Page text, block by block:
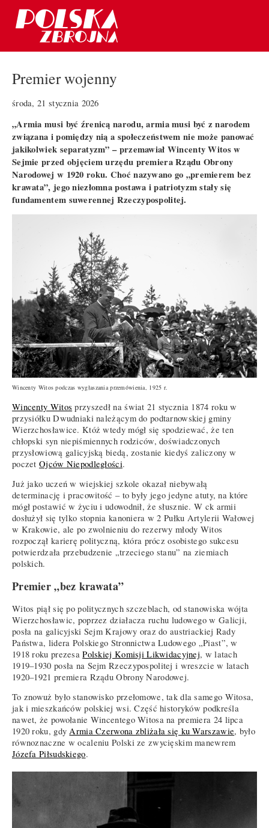
Premier wojenny
środa, 21 stycznia 2026
„Armia musi być źrenicą narodu, armia musi być z narodem
związana i pomiędzy nią a społeczeństwem nie może panować
jakikolwiek separatyzm” – przemawiał Wincenty Witos w
Sejmie przed objęciem urzędu premiera Rządu Obrony
Narodowej w 1920 roku. Choć nazywano go „premierem bez
krawata”, jego niezłomna postawa i patriotyzm stały się
fundamentem suwerennej Rzeczypospolitej.
Wincenty Witos podczas wygłaszania przemówienia, 1925 r.
Wincenty Witos przyszedł na świat 21 stycznia 1874 roku w
przysiółku Dwudniaki należącym do podtarnowskiej gminy
Wierzchosławice. Któż wtedy mógł się spodziewać, że ten
chłopski syn niepiśmiennych rodziców, doświadczonych
przysłowiową galicyjską biedą, zostanie kiedyś zaliczony w
poczetOjców Niepodległości.
Już jako uczeń w wiejskiej szkole okazał niebywałą
determinację i pracowitość – to były jego jedyne atuty, na które
mógł postawić w życiu i udowodnił, że słusznie. W ck armii
dosłużył się tylko stopnia kanoniera w 2 Pułku Artylerii Wałowej
w Krakowie, ale po zwolnieniu do rezerwy młody Witos
rozpoczął karierę polityczną, która prócz osobistego sukcesu
potwierdzała przebudzenie „trzeciego stanu” na ziemiach
polskich.
Premier „bez krawata”
Witos piął się po politycznych szczeblach, od stanowiska wójta
Wierzchosławic, poprzez działacza ruchu ludowego w Galicji,
posła na galicyjski Sejm Krajowy oraz do austriackiej Rady
Państwa, lidera Polskiego Stronnictwa Ludowego „Piast”, w
1918 roku prezesaPolskiej Komisji Likwidacyjnej, w latach
1919–1930 posła na Sejm Rzeczypospolitej i wreszcie w latach
1920–1921 premiera Rządu Obrony Narodowej.
To znowuż było stanowisko przełomowe, tak dla samego Witosa,
jak i mieszkańców polskiej wsi. Część historyków podkreśla
nawet, że powołanie Wincentego Witosa na premiera 24 lipca
1920 roku, gdyArmia Czerwona zbliżała się ku Warszawie, było
równoznaczne w ocaleniu Polski ze zwycięskim manewrem
Józefa Piłsudskiego.